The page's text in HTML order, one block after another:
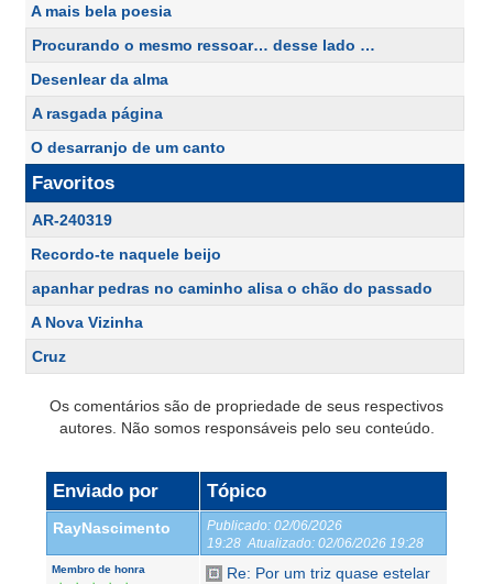
A mais bela poesia
Procurando o mesmo ressoar… desse lado …
Desenlear da alma
A rasgada página
O desarranjo de um canto
Favoritos
AR-240319
Recordo-te naquele beijo
apanhar pedras no caminho alisa o chão do passado
A Nova Vizinha
Cruz
Os comentários são de propriedade de seus respectivos
autores. Não somos responsáveis pelo seu conteúdo.
Enviado por Tópico
RayNascimento Publicado: 02/06/2026
19:28 Atualizado: 02/06/2026 19:28
Membro de honra Re: Por um triz quase estelar